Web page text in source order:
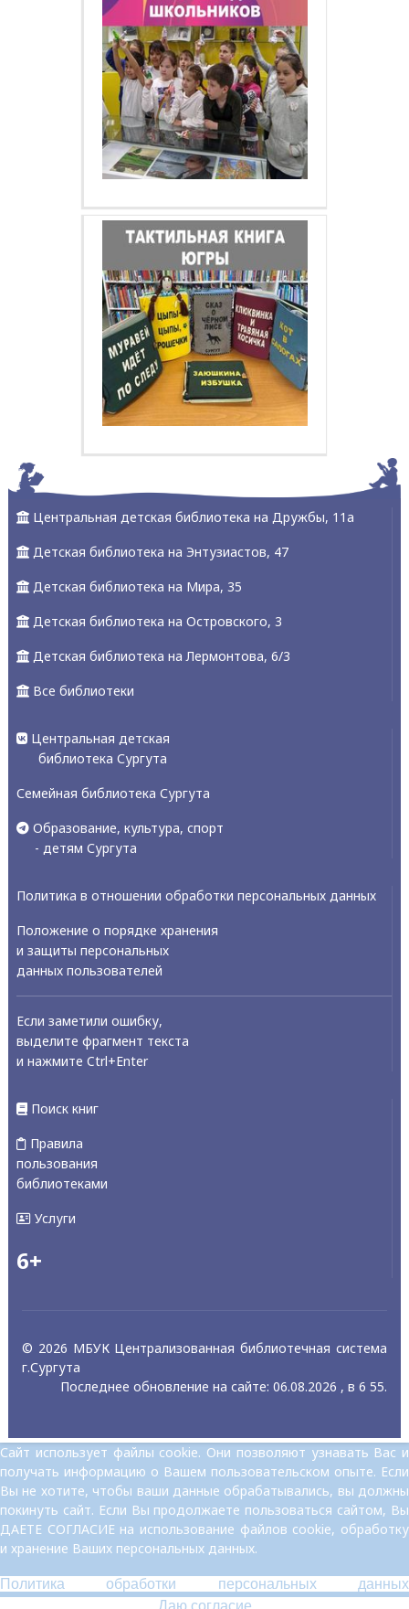
Центральная детская библиотека на Дружбы, 11а
Детская библиотека на Энтузиастов, 47
Детская библиотека на Мира, 35
Детская библиотека на Островского, 3
Детская библиотека на Лермонтова, 6/3
Все библиотеки
Центральная детская
библиотека Сургута
Семейная библиотека Сургута
Образование, культура, спорт
- детям Сургута
Политика в отношении обработки персональных данных
Положение о порядке хранения
и защиты персональных
данных пользователей
Если заметили ошибку,
выделите фрагмент текста
и нажмите Ctrl+Enter
Поиск книг
Правила
пользования
библиотеками
Услуги
6+
© 2026 МБУК Централизованная библиотечная система
г.Сургута
Последнее обновление на сайте: 06.08.2026 , в 6 55.
Сайт использует файлы cookie. Они позволяют узнавать Вас и
получать информацию о Вашем пользовательском опыте. Если
Вы не хотите, чтобы ваши данные обрабатывались, вы должны
покинуть сайт. Если Вы продолжаете пользоваться сайтом, Вы
ДАЕТЕ СОГЛАСИЕ на использование файлов cookie, обработку
и хранение Ваших персональных данных.
Политика обработки персональных данных